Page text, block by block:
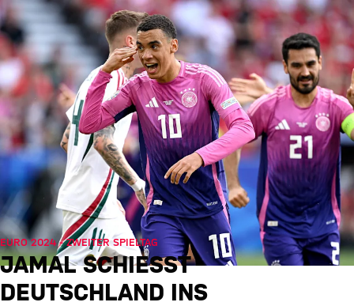
EURO 2024 - ZWEITER SPIELTAG
JAMAL SCHIESST D
EUTSCHLAND INS A